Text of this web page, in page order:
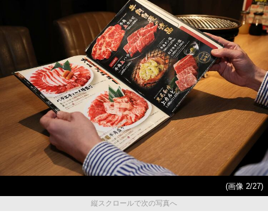
(画像 2/27)
縦スクロールで次の写真へ